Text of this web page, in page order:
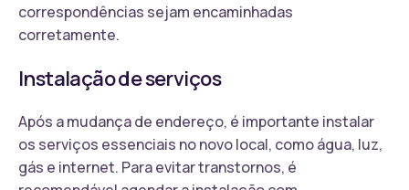
correspondências sejam encaminhadas
corretamente.
Instalação de serviços
Após a mudança de endereço, é importante instalar
os serviços essenciais no novo local, como água, luz,
gás e internet. Para evitar transtornos, é